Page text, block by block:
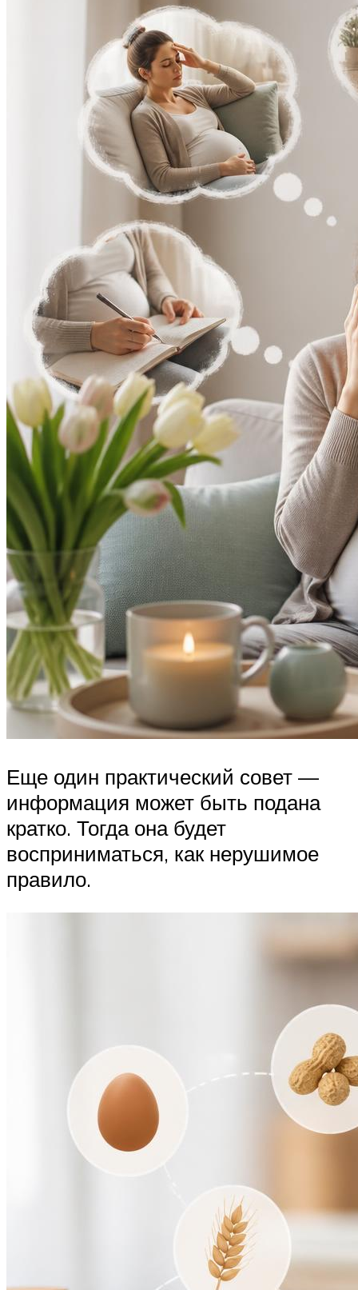
Еще один практический совет —
информация может быть подана
кратко. Тогда она будет
восприниматься, как нерушимое
правило.